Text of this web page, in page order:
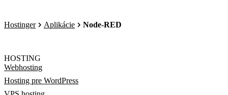
Hostinger Aplikácie Node-RED
HOSTING
Webhosting
Hosting pre WordPress